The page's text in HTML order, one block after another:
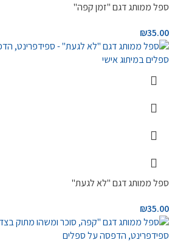
ספל ממותג דגם "זמן קפה"
₪35.00
ספל ממותג דגם "לא לגעת"
₪35.00